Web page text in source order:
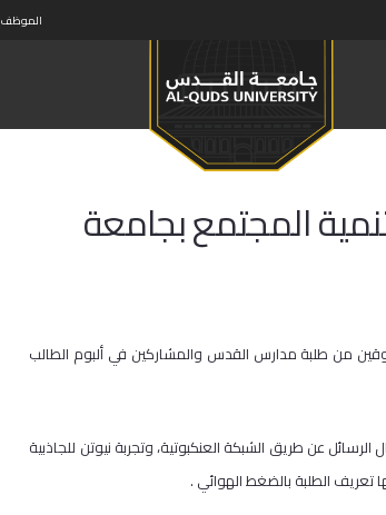
الموظف
المجتمع بجامعة
من طلبة مدارس القدس والمشاركين في ألبوم الطالب
عن طريق الشبكة العنكبوتية، وتجربة نيوتن للجاذبية
تعريف الطلبة بالضغط الهوائي .